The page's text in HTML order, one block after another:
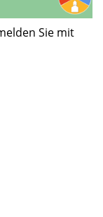
Sie mit